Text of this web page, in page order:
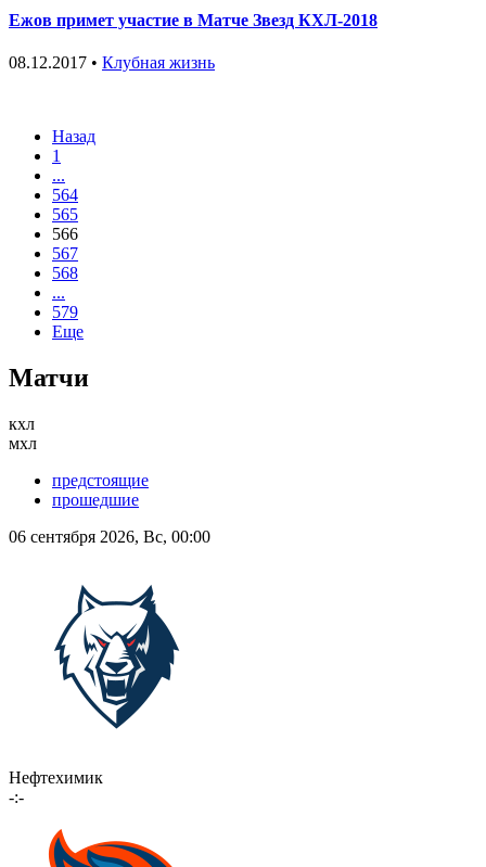
Ежов примет участие в Матче Звезд КХЛ-2018
08.12.2017 • Клубная жизнь
Назад
1
...
564
565
566
567
568
...
579
Еще
Матчи
кхл
мхл
предстоящие
прошедшие
06 сентября 2026, Вс, 00:00
Нефтехимик
-:-